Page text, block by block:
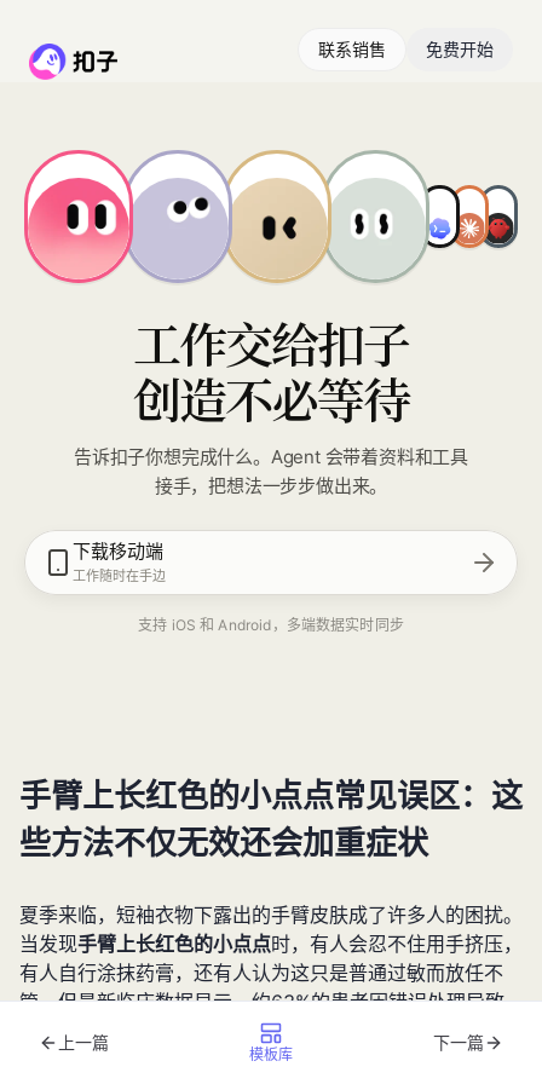
联系销售 免费开始
工作交给扣子
创造不必等待
告诉扣子你想完成什么。Agent 会带着资料和工具
接手，把想法一步步做出来。
下载移动端
工作随时在手边
支持 iOS 和 Android，多端数据实时同步
手臂上长红色的小点点常见误区：这
些方法不仅无效还会加重症状
夏季来临，短袖衣物下露出的手臂皮肤成了许多人的困扰。
当发现手臂上长红色的小点点时，有人会忍不住用手挤压，
有人自行涂抹药膏，还有人认为这只是普通过敏而放任不
管。但最新临床数据显示，约63%的患者因错误处理导致
症状加重，其中22%出现感染扩散或色素沉着。本文将通
过皮肤科医生的临床案例，拆解关于手臂红点的五大认知误
上一篇
模板库
下一篇